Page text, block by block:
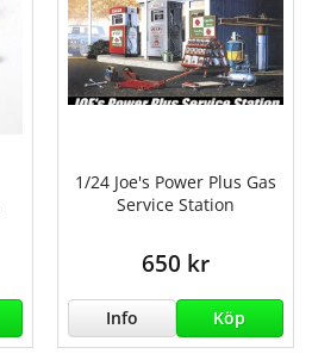
1/24 Joe's Power Plus Gas
Service Station
650 kr
Info Köp